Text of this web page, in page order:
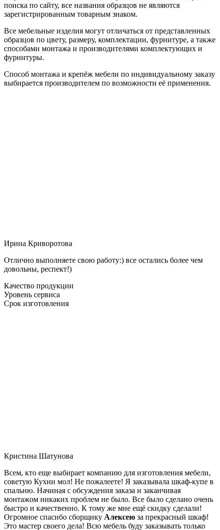
поиска по сайту, все названия образцов не являются
зарегистрированным товарным знаком.
Все мебельные изделия могут отличаться от представленных
образцов по цвету, размеру, комплектации, фурнитуре, а также
способами монтажа и производителями комплектующих и
фурнитуры.
Способ монтажа и крепёж мебели по индивидуальному заказу
выбирается производителем по возможности её применения.
Ирина Криворотова
Отлично выполняете свою работу:) все остались более чем
довольны, респект!)
Качество продукции
Уровень сервиса
Срок изготовления
Кристина Шатунова
Всем, кто еще выбирает компанию для изготовления мебели,
советую Кухни мол! Не пожалеете! Я заказывала шкаф-купе в
спальню. Начиная с обсуждения заказа и заканчивая
монтажом никаких проблем не было. Все было сделано очень
быстро и качественно. К тому же мне ещё скидку сделали!
Огромное спасибо сборщику Алексею за прекрасный шкаф!
Это мастер своего дела! Всю мебель буду заказывать только